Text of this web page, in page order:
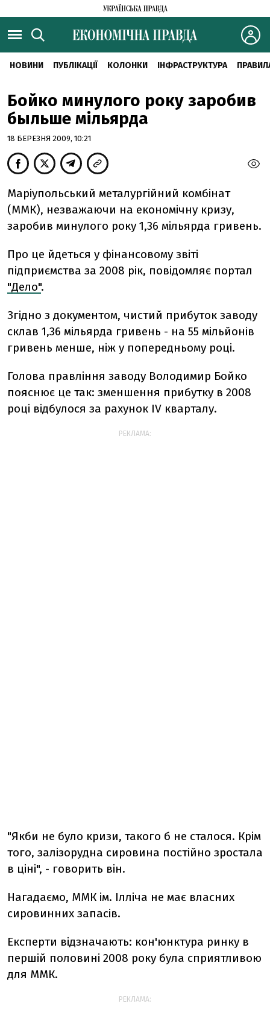
НОВИНИ ПУБЛІКАЦІЇ КОЛОНКИ ІНФРАСТРУКТУРА
Бойко минулого року заробив
быльше мільярда
18 БЕРЕЗНЯ 2009, 10:21
Маріупольський металургійний комбінат
(ММК), незважаючи на економічну кризу,
заробив минулого року 1,36 мільярда гривень.
Про це йдеться у фінансовому звіті
підприємства за 2008 рік, повідомляє портал
"Дело".
Згідно з документом, чистий прибуток заводу
склав 1,36 мільярда гривень - на 55 мільйонів
гривень менше, ніж у попередньому році.
Голова правління заводу Володимир Бойко
пояснює це так: зменшення прибутку в 2008
році відбулося за рахунок IV кварталу.
РЕКЛАМА:
"Якби не було кризи, такого б не сталося. Крім
того, залізорудна сировина постійно зростала
в ціні", - говорить він.
Нагадаємо, ММК ім. Ілліча не має власних
сировинних запасів.
Експерти відзначають: кон'юнктура ринку в
першій половині 2008 року була сприятливою
для ММК.
РЕКЛАМА: